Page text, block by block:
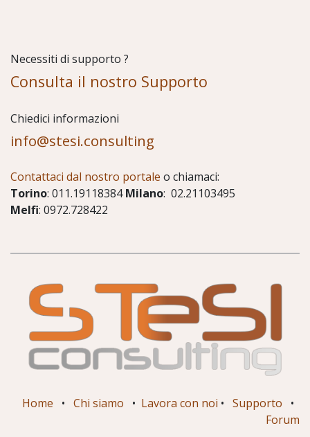
Necessiti di supporto ?
Consulta il nostro Supporto
Chiedici informazioni
info@stesi.consulting
Contattaci dal nostro portale o chiamaci:
Torino: 011.19118384Milano: 02.21103495
Melfi: 0972.728422
Home • Chi siamo • Lavora con noi • Supporto
•
Forum